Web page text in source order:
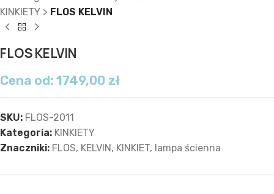
KINKIETY > FLOS KELVIN
FLOS KELVIN
Cena od: 1749,00 zł
SKU: FLOS-2011
Kategoria: KINKIETY
Znaczniki: FLOS, KELVIN , KINKIET, lampa ścienna